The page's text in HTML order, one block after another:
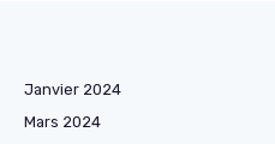
Janvier 2024
Mars 2024